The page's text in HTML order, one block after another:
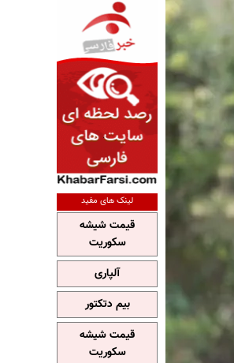
لینک های مفید
قیمت شیشه
سکوریت
آلپاری
بیم دتکتور
قیمت شیشه
سکوریت